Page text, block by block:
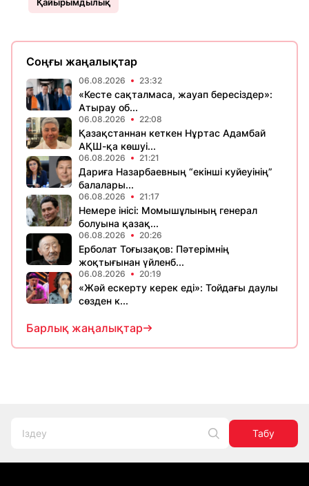
Соңғы жаңалықтар
06.08.2026 23:32
«Кесте сақталмаса, жауап бересіздер»:
Атырау об...
06.08.2026 22:08
Қазақстаннан кеткен Нұртас Адамбай
АҚШ-қа көшуі...
06.08.2026 21:21
Дариға Назарбаевның “екінші куйеуінің”
балалары...
06.08.2026 21:17
Немере інісі: Момышұлының генерал
болуына қазақ...
06.08.2026 20:26
Ерболат Тоғызақов: Пәтерімнің
жоқтығынан үйленб...
06.08.2026 20:19
«Жәй ескерту керек еді»: Тойдағы даулы
сөзден к...
Барлық жаңалықтар
Табу